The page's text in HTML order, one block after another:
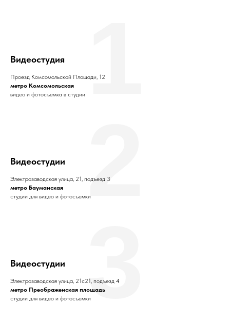
Видеостудия
Проезд Комсомольской Площади, 12
метро Комсомольская
видео и фотосъемка в студии1
Видеостудии
Электрозаводская улица, 21, подъезд 3
метро Бауманская
студии для видео и фотосъемки2
Видеостудии
Электрозаводская улица, 21с21, подъезд 4
метро Преображенская площадь
студии для видео и фотосъемки3